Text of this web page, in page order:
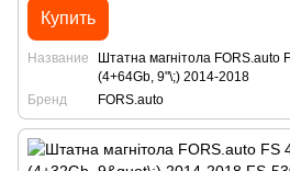
Купить
Название
Штатна магнітола FORS.auto
(4+64Gb, 9"\;) 2014-2018
Бренд
FORS.auto